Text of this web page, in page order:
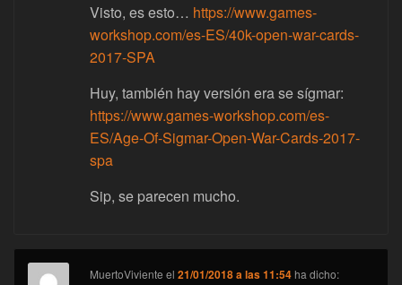
Visto, es esto… https://www.games-
workshop.com/es-ES/40k-open-war-cards-
2017-SPA
Huy, también hay versión era se sígmar:
https://www.games-workshop.com/es-
ES/Age-Of-Sigmar-Open-War-Cards-2017-
spa
Sip, se parecen mucho.
MuertoViviente el21/01/2018 a las 11:54 ha dicho: